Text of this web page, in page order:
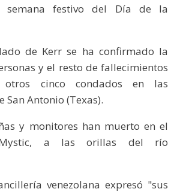
semana festivo del Día de la
de Kerr se ha confirmado la
y el resto de fallecimientos
otros cinco condados en las
Antonio (Texas).
y monitores han muerto en el
Mystic, a las orillas del río
venezolana expresó "sus